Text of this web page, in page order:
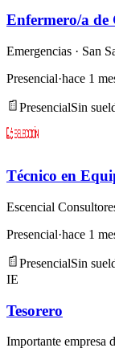
Enfermero/a de
Emergencias · San
Presencial·hace 1
PresencialSin
Técnico en
Escencial
Presencial·hace 1
PresencialSin
IE
Tesorero
Importante empresa